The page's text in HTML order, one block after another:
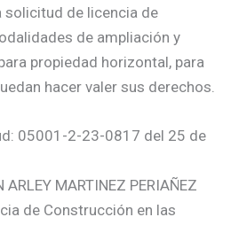
solicitud de licencia de
de ampliación y
propiedad horizontal, para
hacer valer sus derechos.
05001-2-23-0817 del 25 de
MARTINEZ PERIAÑEZ
de Construcción en las